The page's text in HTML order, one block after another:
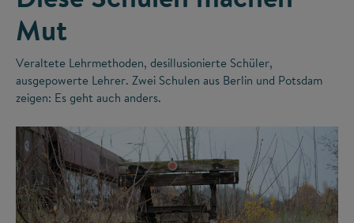
Mut
Veraltete Lehrmethoden, desillusionierte Schüler,
ausgepowerte Lehrer. Zwei Schulen aus Berlin und Potsdam
zeigen: Es geht auch anders.